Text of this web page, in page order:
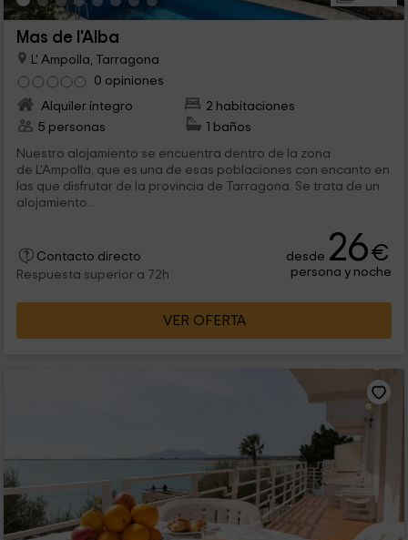
Mas de l'Alba
L' Ampolla, Tarragona
0 opiniones
Alquiler íntegro
2 habitaciones
5 personas
1 baños
Nuestro alojamiento se encuentra dentro de la zona
de L'Ampolla, que es una de esas poblaciones con encanto en
las que disfrutar de la provincia de Tarragona. Se trata de un
alojamiento...
Contacto directo
Respuesta superior a 72h
desde 26€
persona y noche
VER OFERTA